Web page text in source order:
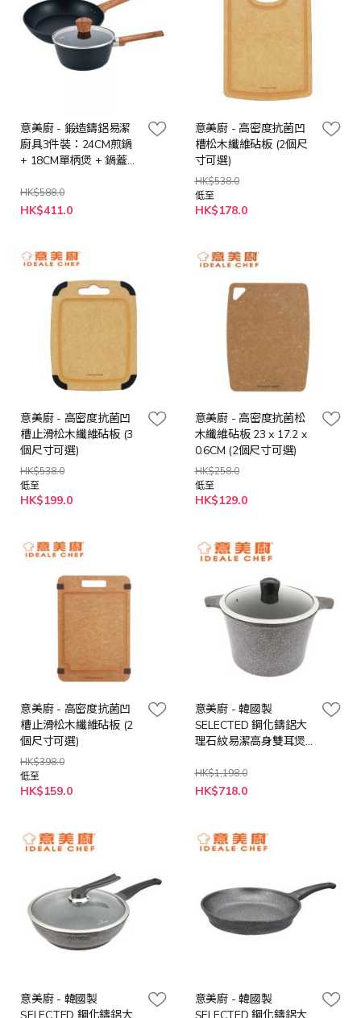
意美廚 - 鍛造鑄鋁易潔
廚具3件裝：24CM煎鍋
+ 18CM單柄煲 + 鍋蓋
HK$588.0
特
殊
HK$411.0
意美廚 - 高密度抗菌凹
槽松木纖維砧板 (2個尺
寸可選)
HK$538.0
低至
HK$178.0
意美廚 - 高密度抗菌凹
槽止滑松木纖維砧板 (3
個尺寸可選)
HK$538.0
低至
HK$199.0
意美廚 - 高密度抗菌松
木纖維砧板 23 x 17.2 x
0.6CM (2個尺寸可選)
HK$258.0
低至
HK$129.0
意美廚 - 高密度抗菌凹
槽止滑松木纖維砧板 (2
個尺寸可選)
HK$398.0
低至
HK$159.0
意美廚 - 韓國製
SELECTED 鋼化鑄鋁大
理石紋易潔高身雙耳煲
HK$1,198.0
特
殊
HK$718.0
意美廚 - 韓國製
意美廚 - 韓國製